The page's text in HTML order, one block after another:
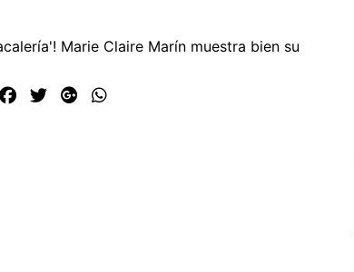
Marie Claire Marín muestra bien su